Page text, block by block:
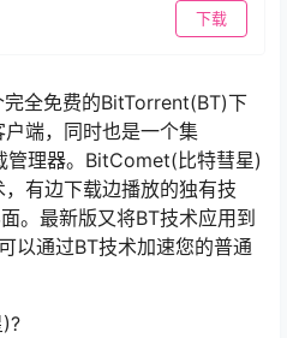
下载
全免费的BitTorrent(BT)下
端，同时也是一个集
管理器。BitComet(比特彗星)
有边下载边播放的独有技
。最新版又将BT技术应用到
以通过BT技术加速您的普通